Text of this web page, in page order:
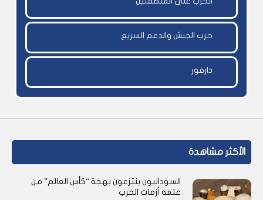
حرب الجيش والدعم السريع
دارفور
الأكثر مشاهدة
السودانيون ينتزعون بهجة “كأس العالم” من
عتمة أزمات الحرب